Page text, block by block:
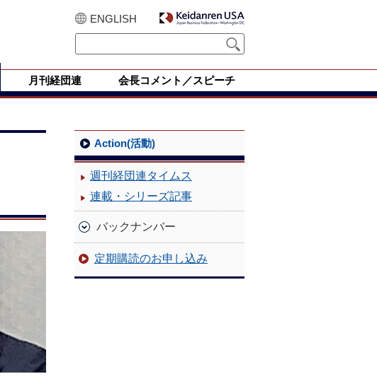
ENGLISH
月刊経団連 会長コメント／スピーチ
Action(活動)
週刊経団連タイムス
連載・シリーズ記事
バックナンバー
定期購読のお申し込み